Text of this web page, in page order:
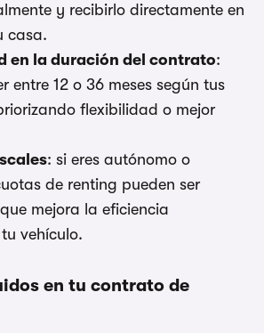
y recibirlo directamente en
casa.
en la duración del contrato:
entre 12 o 36 meses según tus
flexibilidad o mejor
: si eres autónomo o
de renting pueden ser
mejora la eficiencia
vehículo.
en tu contrato de